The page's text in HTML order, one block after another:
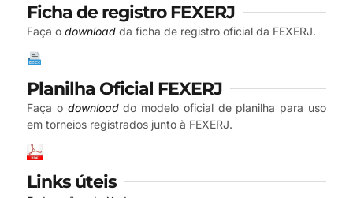
Ficha de registro FEXERJ
Faça o download da ficha de registro oficial da FEXERJ.
Planilha Oficial FEXERJ
Faça o downloaddo modelo oficial de planilha para uso
em torneios registrados junto à FEXERJ.
Links úteis